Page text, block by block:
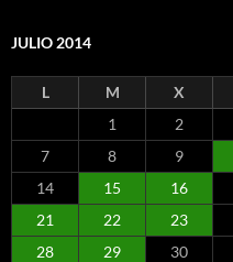
JULIO 2014
L M X
1
2
7
8 9
14
15 16
21
22 23
28
29 30